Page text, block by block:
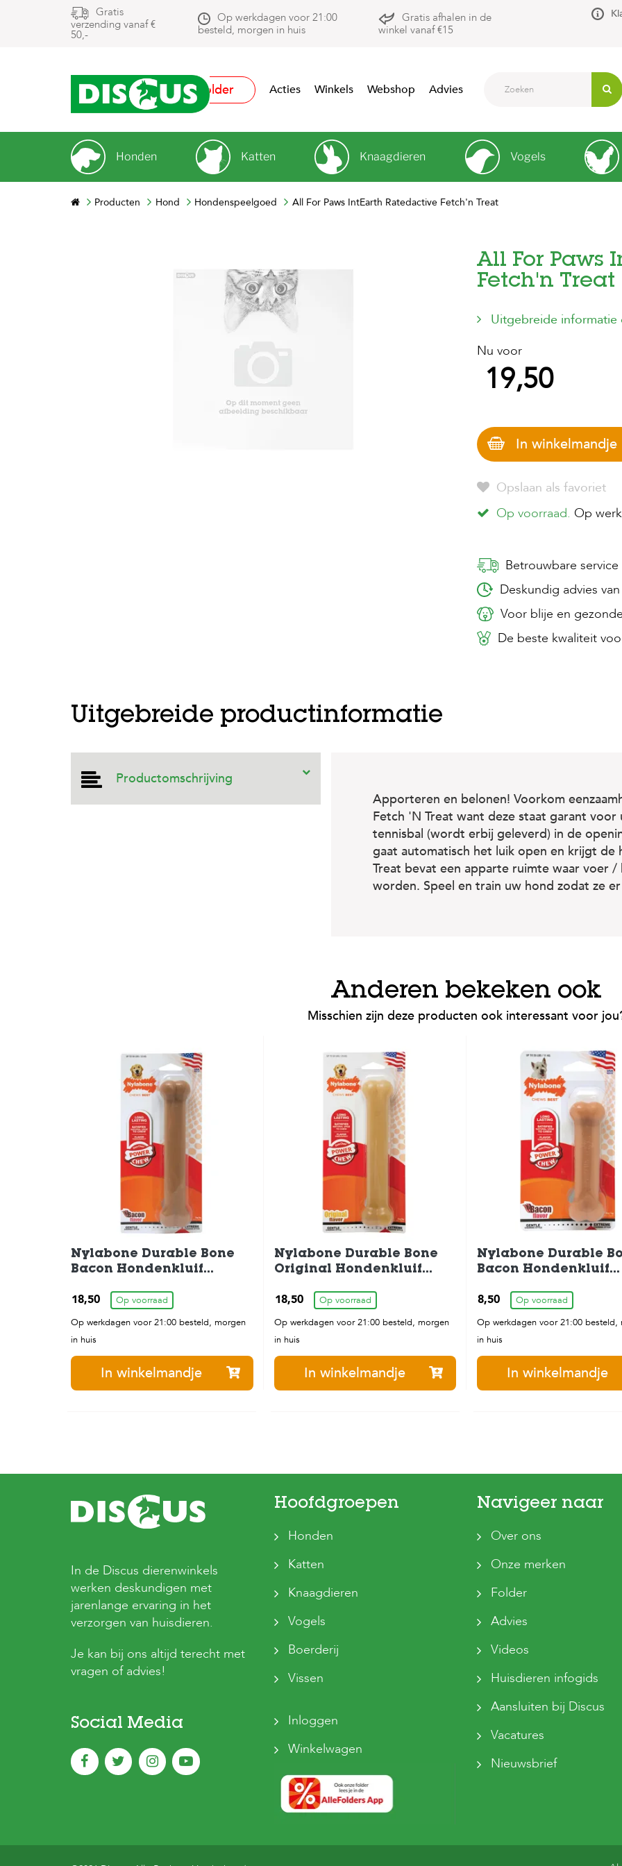
Gratis
verzending vanaf €
50,-
Op werkdagen voor 21:00
besteld, morgen in huis
Gratis afhalen in de
winkel vanaf €15
Folder Acties Winkels Webshop Advies
Honden Katten Knaagdieren Vogels
Producten Hond Hondenspeelgoed All For Paws IntEarth Ratedactive Fetch'n Treat
All For Paws
Fetch'n Treat
Uitgebreide
Nu voor
19,50
In winkelmandje
Opslaan als favoriet
Op voorraad. Op
Betrouwbare service
Deskundig advies
Voor blije en
De beste kwaliteit
Uitgebreide productinformatie
Productomschrijving
Apporteren en belonen! Voorkom
Fetch 'N Treat want deze staat garant
tennisbal (wordt erbij geleverd) in de
gaat automatisch het luik open en krijgt
Treat bevat een apparte ruimte waar voer
worden. Speel en train uw hond zodat ze
Anderen bekeken ook
Misschien zijn deze producten ook interessant voor
Nylabone Durable Bone
Bacon Hondenkluif
20kg
18,50
Op voorraad
Op werkdagen voor 21:00 besteld, morgen
in huis
In winkelmandje
Nylabone Durable Bone
Original Hondenkluif
20kg
18,50
Op voorraad
Op werkdagen voor 21:00 besteld, morgen
in huis
In winkelmandje
Nylabone Durable
Bacon Hondenkluif
11kg
8,50
Op voorraad
Op werkdagen voor 21:00 besteld,
in huis
In winkelmandje
In de Discus dierenwinkels
werken deskundigen met
jarenlange ervaring in het
verzorgen van huisdieren.
Je kan bij ons altijd terecht met
vragen of advies!
Social Media
Hoofdgroepen
Honden
Katten
Knaagdieren
Vogels
Boerderij
Vissen
Inloggen
Winkelwagen
Navigeer naar
Over ons
Onze merken
Folder
Advies
Videos
Huisdieren infogids
Aansluiten bij Discus
Vacatures
Nieuwsbrief